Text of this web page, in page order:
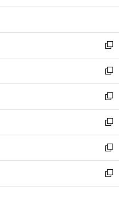
開
ウ
開
く
ン
ウ
で
開
く
ウ
ン
ド
ウ
で
開
く
新
し
い
ウ
ィ
ン
ド
ウ
で
開
く
新
し
い
ウ
ィ
ン
ド
ウ
で
開
新
し
い
ウ
ィ
ン
ド
ウ
新
し
い
ウ
ィ
ン
新
し
い
ウ
新
し